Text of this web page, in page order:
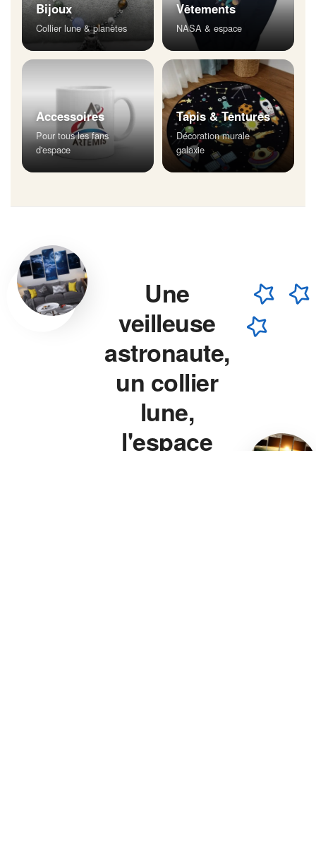
Bijoux
Collier lune & planètes
Vêtements
NASA & espace
Accessoires
Pour tous les fans
d'espace
Tapis & Tentures
Décoration murale
galaxie
Une
veilleuse
astronaute,
un collier
lune,
l'espace